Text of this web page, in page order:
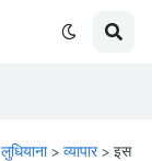
लुधियाना> व्यापार> इस